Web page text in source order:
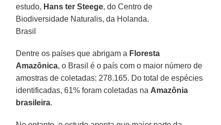
estudo, Hans ter Steege, do Centro de
Biodiversidade Naturalis, da Holanda.
Brasil
Dentre os países que abrigam a Floresta
Amazônica, o Brasil é o país com o maior número de
amostras de coletadas: 278.165. Do total de espécies
identificadas, 61% foram coletadas na Amazônia
brasileira.